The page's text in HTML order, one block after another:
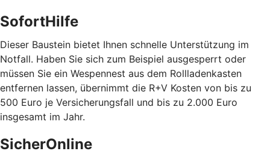
SofortHilfe
Dieser Baustein bietet Ihnen schnelle Unterstützung im
Notfall. Haben Sie sich zum Beispiel ausgesperrt oder
müssen Sie ein Wespennest aus dem Rollladenkasten
entfernen lassen, übernimmt die R+V Kosten von bis zu
500 Euro je Versicherungsfall und bis zu 2.000 Euro
insgesamt im Jahr.
SicherOnline